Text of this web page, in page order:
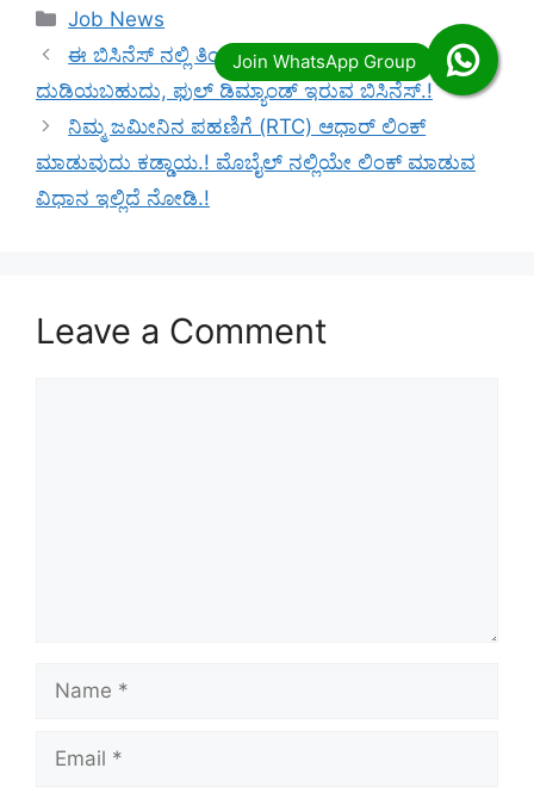
Categories
Job News
ಈ ಬಿಸಿನೆಸ್ ನಲ್ಲಿ ತಿಂಗಳಿಗೆ 1 ಲಕ್ಷ ಅಲ್ಲ 3 ಲಕ್ಷ
ದುಡಿಯಬಹುದು, ಫುಲ್ ಡಿಮ್ಯಾಂಡ್ ಇರುವ ಬಿಸಿನೆಸ್.!
ನಿಮ್ಮ ಜಮೀನಿನ ಪಹಣಿಗೆ (RTC) ಆಧಾರ್ ಲಿಂಕ್
ಮಾಡುವುದು ಕಡ್ಡಾಯ.! ಮೊಬೈಲ್ ನಲ್ಲಿಯೇ ಲಿಂಕ್ ಮಾಡುವ
ವಿಧಾನ ಇಲ್ಲಿದೆ ನೋಡಿ.!
Leave a Comment
Name
Email